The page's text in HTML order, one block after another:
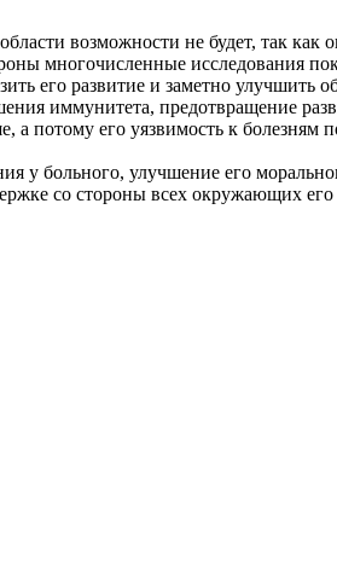
возможности не будет, так как
многочисленные исследования
его развитие и заметно улучшить
иммунитета, предотвращение
а потому его уязвимость к
больного, улучшение его
со стороны всех окружающих